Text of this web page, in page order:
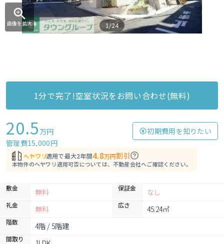
画像を拡大 1/24
1分で完了!空室状況をお問い合わせ(無料)
20.5 万円
管理費15,000円
初期費用を知りたい
適用で最大2年間4.8万円割引
本物件のヘヤワリ適用可否については、不動産会社へご確認ください。
敷金 無料 保証金 なし
礼金 無料 広さ 45.24㎡
階数 4階 / 5階建
間取り